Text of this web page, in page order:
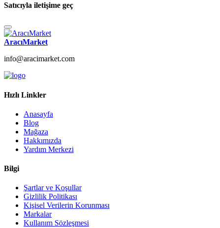
Satıcıyla iletişime geç
AracıMarket
info@aracimarket.com
Hızlı Linkler
Anasayfa
Blog
Mağaza
Hakkımızda
Yardım Merkezi
Bilgi
Şartlar ve Koşullar
Gizlilik Politikası
Kişisel Verilerin Korunması
Markalar
Kullanım Sözleşmesi